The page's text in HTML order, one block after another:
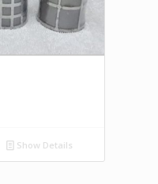
Show Details